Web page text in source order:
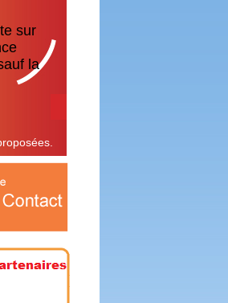
sur
la